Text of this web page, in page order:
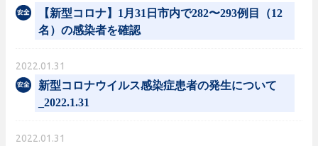
【新型コロナ】1月31日市内で282〜293例目（12
名）の感染者を確認
2022.01.31
新型コロナウイルス感染症患者の発生について
_2022.1.31
2022.01.31